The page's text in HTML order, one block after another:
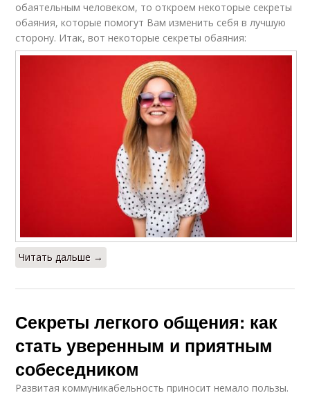
обаятельным человеком, то откроем некоторые секреты
обаяния, которые помогут Вам изменить себя в лучшую
сторону. Итак, вот некоторые секреты обаяния:
Читать дальше →
Секреты легкого общения: как
стать уверенным и приятным
собеседником
Развитая коммуникабельность приносит немало пользы.